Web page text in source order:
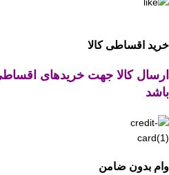
خرید اقساطی کالا
باشد
وام بدون ضامن